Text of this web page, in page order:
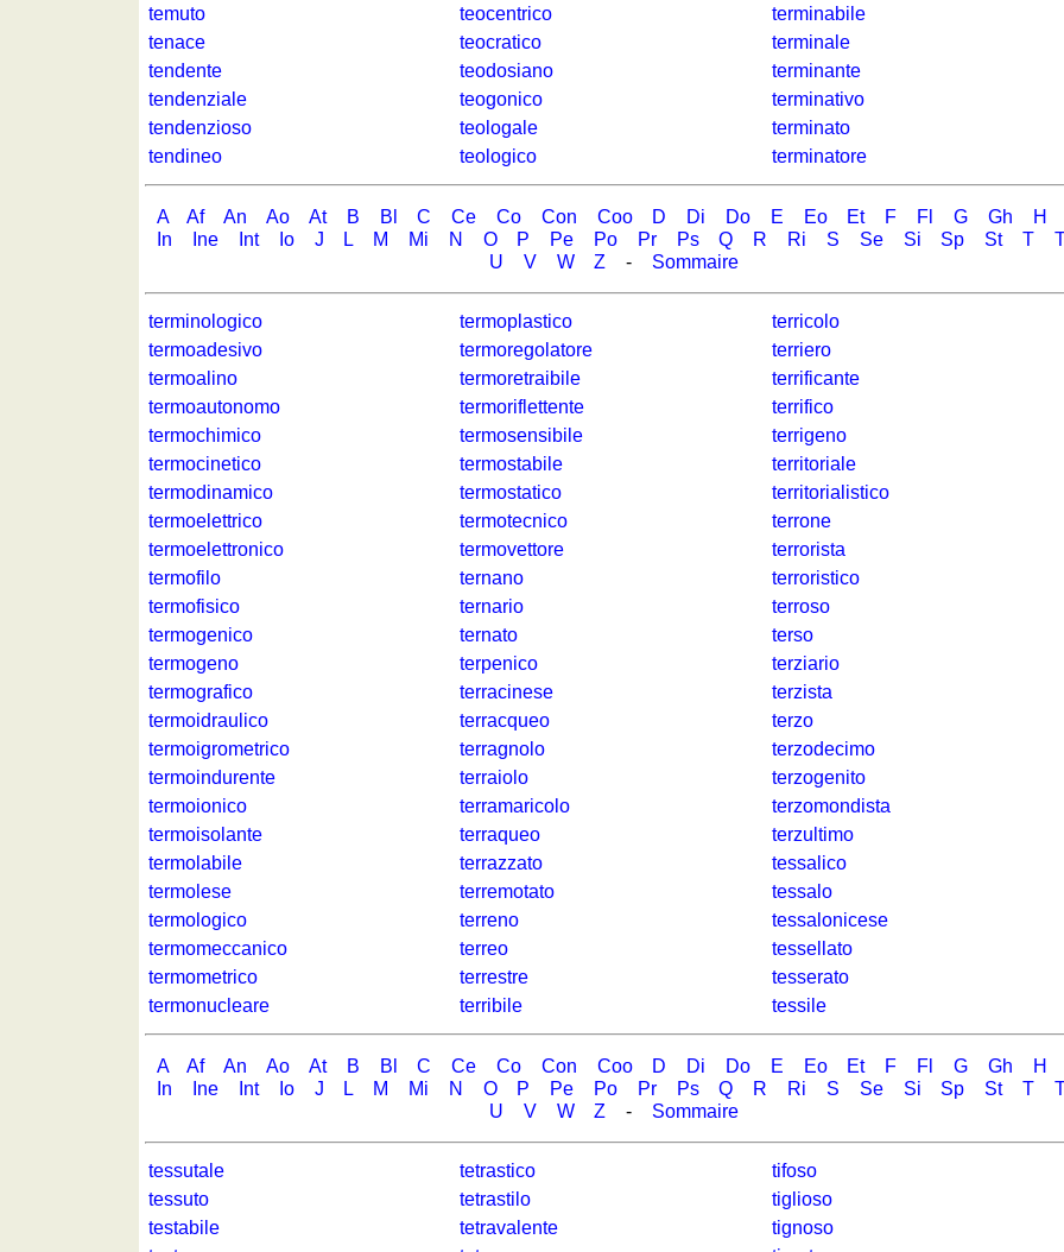
différencestemuto
tenace
tendente
tendenziale
tendenzioso
tendineo
teocentrico
teocratico
teodosiano
teogonico
teologale
teologico
terminabile
terminale
terminante
terminativo
terminato
terminatore
A Af An Ao At B Bl C Ce Co Con Coo D Di Do E Eo Et F Fl G Gh
H
In
Ine Int Io J L M Mi N O P Pe Po Pr Ps Q R Ri S Se Si Sp St T
U
V W Z - Sommaire
terminologico
termoadesivo
termoalino
termoautonomo
termochimico
termocinetico
termodinamico
termoelettrico
termoelettronico
termofilo
termofisico
termogenico
termogeno
termografico
termoidraulico
termoigrometrico
termoindurente
termoionico
termoisolante
termolabile
termolese
termologico
termomeccanico
termometrico
termonucleare
termoplastico
termoregolatore
termoretraibile
termoriflettente
termosensibile
termostabile
termostatico
termotecnico
termovettore
ternano
ternario
ternato
terpenico
terracinese
terracqueo
terragnolo
terraiolo
terramaricolo
terraqueo
terrazzato
terremotato
terreno
terreo
terrestre
terribile
terricolo
terriero
terrificante
terrifico
terrigeno
territoriale
territorialistico
terrone
terrorista
terroristico
terroso
terso
terziario
terzista
terzo
terzodecimo
terzogenito
terzomondista
terzultimo
tessalico
tessalo
tessalonicese
tessellato
tesserato
tessile
A Af An Ao At B Bl C Ce Co Con Coo D Di Do E Eo Et F Fl G Gh
H
In
Ine Int Io J L M Mi N O P Pe Po Pr Ps Q R Ri S Se Si Sp St T
U
V W Z - Sommaire
tessutale
tessuto
testabile
tetrastico
tetrastilo
tetravalente
tifoso
tiglioso
tignoso